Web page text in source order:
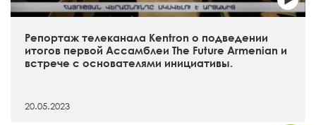
Репортаж телеканала Kentron о подведении
итогов первой Ассамблеи The Future Armenian и
встрече с основателями инициативы.
20.05.2023